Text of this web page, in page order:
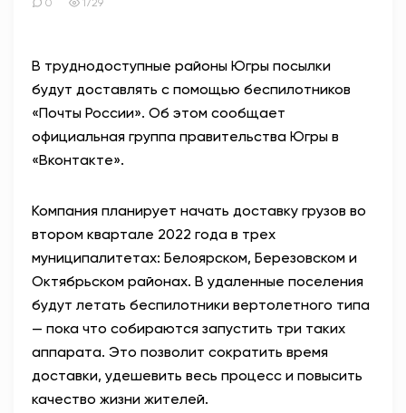
0 1729
В труднодоступные районы Югры посылки
будут доставлять с помощью беспилотников
«Почты России». Об этом сообщает
официальная группа правительства Югры в
«Вконтакте».
Компания планирует начать доставку грузов во
втором квартале 2022 года в трех
муниципалитетах: Белоярском, Березовском и
Октябрьском районах. В удаленные поселения
будут летать беспилотники вертолетного типа
— пока что собираются запустить три таких
аппарата. Это позволит сократить время
доставки, удешевить весь процесс и повысить
качество жизни жителей.